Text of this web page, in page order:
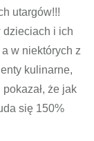
utargów!!!
dzieciach i ich
w niektórych z
kulinarne,
że jak
się 150%